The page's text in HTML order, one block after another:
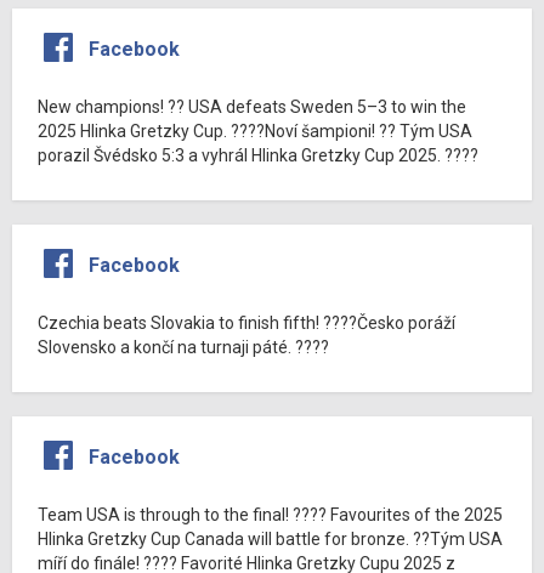
Facebook
New champions! ?? USA defeats Sweden 5–3 to win the
2025 Hlinka Gretzky Cup. ????Noví šampioni! ?? Tým USA
porazil Švédsko 5:3 a vyhrál Hlinka Gretzky Cup 2025. ????
Facebook
Czechia beats Slovakia to finish fifth! ????Česko poráží
Slovensko a končí na turnaji páté. ????
Facebook
Team USA is through to the final! ???? Favourites of the 2025
Hlinka Gretzky Cup Canada will battle for bronze. ??Tým USA
míří do finále! ???? Favorité Hlinka Gretzky Cupu 2025 z